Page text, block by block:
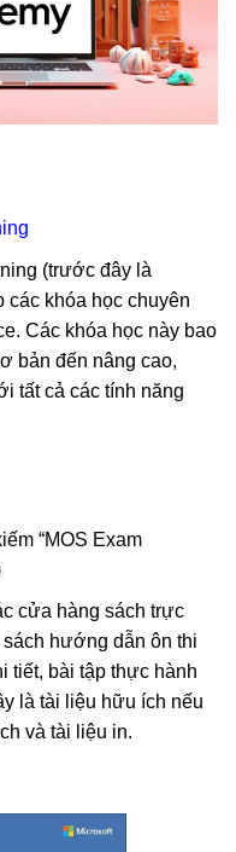
(trước đây là
các khóa học chuyên
Các khóa học này bao
bản đến nâng cao,
tất cả các tính năng
“MOS Exam
cửa hàng sách trực
hướng dẫn ôn thi
tiết, bài tập thực hành
là tài liệu hữu ích nếu
và tài liệu in.